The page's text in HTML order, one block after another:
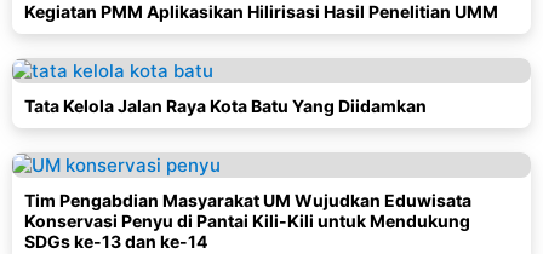
Kegiatan PMM Aplikasikan Hilirisasi Hasil Penelitian UMM
Tata Kelola Jalan Raya Kota Batu Yang Diidamkan
Tim Pengabdian Masyarakat UM Wujudkan Eduwisata
Konservasi Penyu di Pantai Kili-Kili untuk Mendukung
SDGs ke-13 dan ke-14